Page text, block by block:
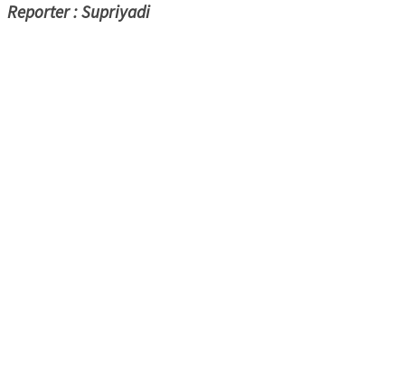
Reporter : Supriyadi